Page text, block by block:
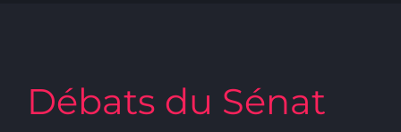
Débats du Sénat